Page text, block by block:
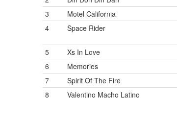
3
Motel California
4
Space Rider
5
Xs In Love
6
Memories
7
Spirit Of The Fire
8
Valentino Macho Latino